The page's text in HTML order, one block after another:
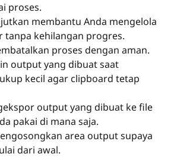
proses.
membantu Anda mengelola
tanpa kehilangan progres.
proses dengan aman.
output yang dibuat saat
kecil agar clipboard tetap
output yang dibuat ke file
pakai di mana saja.
area output supaya
dari awal.